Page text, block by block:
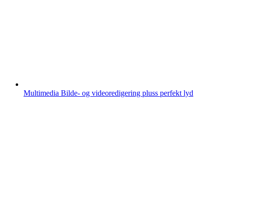
Multimedia Bilde- og videoredigering pluss perfekt lyd